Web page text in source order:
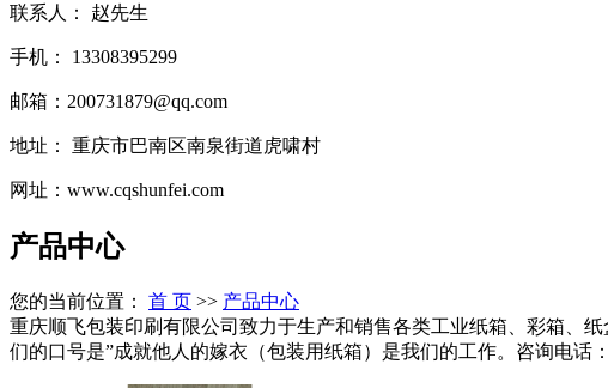
联系人： 赵先生
手机： 13308395299
邮箱：200731879@qq.com
地址： 重庆市巴南区南泉街道虎啸村
网址：www.cqshunfei.com
产品中心
您的当前位置： 首 页 >> 产品中心
重庆顺飞包装印刷有限公司致力于生产和销售各类工业纸箱、彩箱、
们的口号是”成就他人的嫁衣（包装用纸箱）是我们的工作。咨询电话：